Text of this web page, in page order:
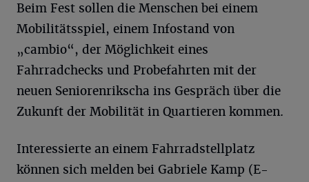
Beim Fest sollen die Menschen bei einem
Mobilitätsspiel, einem Infostand von
„cambio“, der Möglichkeit eines
Fahrradchecks und Probefahrten mit der
neuen Seniorenrikscha ins Gespräch über die
Zukunft der Mobilität in Quartieren kommen.
Interessierte an einem Fahrradstellplatz
können sich melden bei Gabriele Kamp (E-